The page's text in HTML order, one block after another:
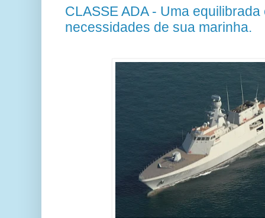
CLASSE ADA - Uma
necessidades de sua marinha.